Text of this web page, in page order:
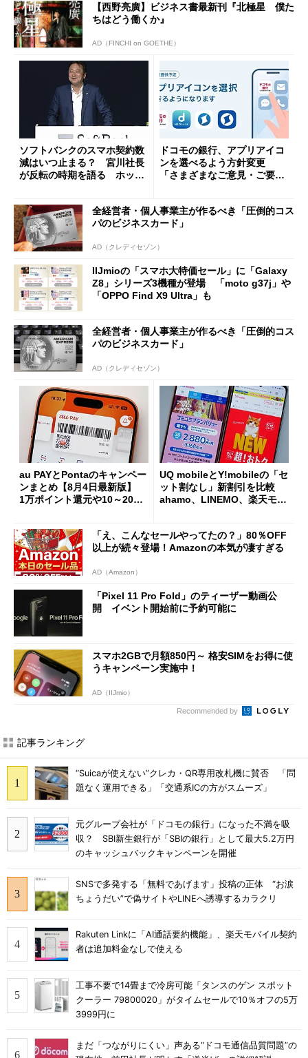
【西野亮廣】ビジネス書最新刊『北極星 僕た
ちはどう働くか』
AD（FINCHI on GOETHE）
ソフトバンクのスマホ契約数
減はいつ止まる？ 宮川社長
が反転の時期を語る ホッピ
ドコモの銀行、アプリアイコ
ンを選べるよう方針変更
「さまざまなご意見・ご要望
全経営者・個人事業主が作るべき「圧倒的コス
パのビジネスカード」
AD（クレディセゾン）
IIJmioの「スマホ大特価セール」に「Galaxy
Z8」シリーズ3機種が登場 「moto g37j」や
「OPPO Find X9 Ultra」も
全経営者・個人事業主が作るべき「圧倒的コス
パのビジネスカード」
AD（クレディセゾン）
au PAYとPontaのキャンペー
ンまとめ【8月4日最新版】
1万ポイント還元や10～20％
UQ mobileとY!mobileの「セ
ット割なし」新割引を比較
ahamo、LINEMO、楽天モバ
「え、こんなセールやってたの？」80％OFF
以上が続々登場！Amazonの本気が凄すぎる
AD（Amazon）
「Pixel 11 Pro Fold」のティーザー動画公
開 イベント開始前に予約可能に
スマホ2GBで月額850円～ 格安SIMをお得に使
うキャンペーン実施中！
AD（IIJmio）
Recommended by
記事ランキング
“Suicaが使えない”クレカ・QR専用改札機に賛否 「問
題なく運用できる」「交通系ICの方がスムーズ」
元グループ会社が「ドコモの銀行」になった不満を吸
収？ SBI新生銀行が「SBIの銀行」として最大5.2万円
のキャッシュバックキャンペーンを開催
SNSで多発する「無料であげます」投稿の正体 “お涙
ちょうだい”で偽サイトやLINEへ誘導するカラクリ
Rakuten Linkに「AI通話要約機能」、楽天モバイル契約
者は追加料金なしで使える
工事不要で14畳まで冷房可能「タンスのゲン スポット
クーラー 79800020」がタイムセールで10％オフの5万
3999円に
まだ「つながりにくい」声ある“ドコモ通信品質問題”の